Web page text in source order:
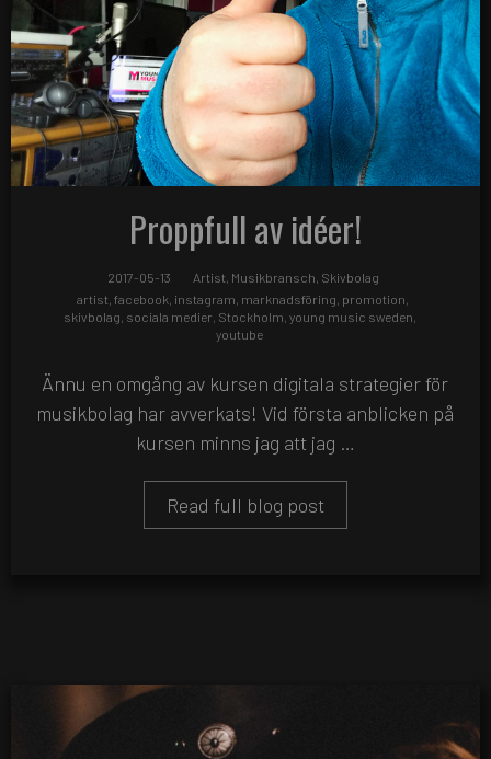
Proppfull av idéer!
2017-05-13 Artist, Musikbransch, Skivbolag
artist,facebook, instagram, marknadsföring, promotion,
skivbolag, sociala medier, Stockholm, young music sweden,
youtube
Ännu en omgång av kursen digitala strategier för
musikbolag har avverkats! Vid första anblicken på
kursen minns jag att jag …
Read full blog post